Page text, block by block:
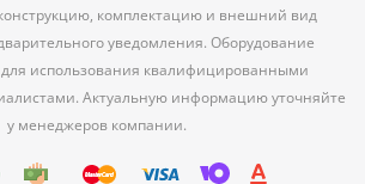
комплектацию и внешний вид
уведомления. Оборудование
использования квалифицированными
Актуальную информацию уточняйте
у менеджеров компании.